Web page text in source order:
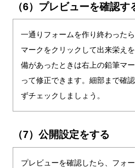
（6）プレビューを確認す
一通りフォームを作り終わった
マークをクリックして出来栄え
備があったときは右上の鉛筆マ
って修正できます。細部まで確
ずチェックしましょう。
（7）公開設定をする
プレビューを確認したら、フォ